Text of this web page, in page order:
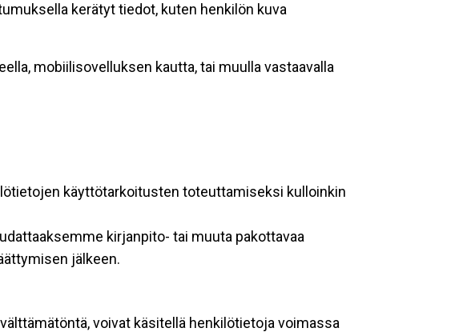
kerätyt tiedot, kuten henkilön kuva
mobiilisovelluksen kautta, tai muulla vastaavalla
käyttötarkoitusten toteuttamiseksi kulloinkin
kirjanpito- tai muuta pakottavaa
jälkeen.
voivat käsitellä henkilötietoja voimassa